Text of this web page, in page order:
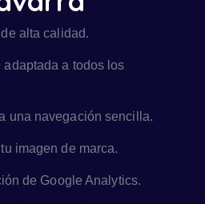
alta calidad.
a todos los
una navegación sencilla.
imagen de marca.
de Google Analytics.